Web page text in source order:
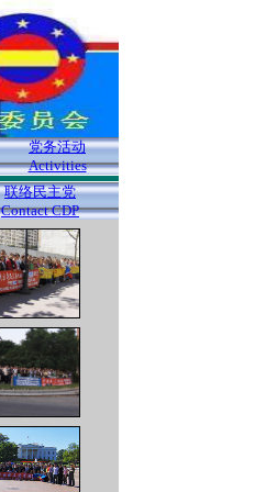
党务活动
Activities
联络民主党
Contact CDP